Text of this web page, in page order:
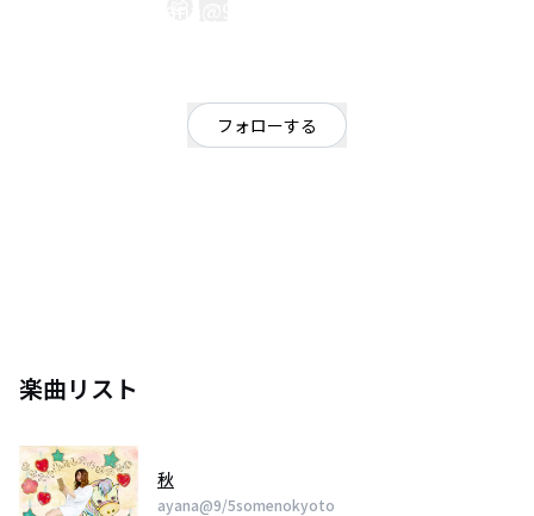
フォローする
楽曲リスト
秋
ayana@9/5somenokyoto